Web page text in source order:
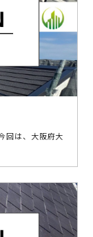
回は、大阪府大